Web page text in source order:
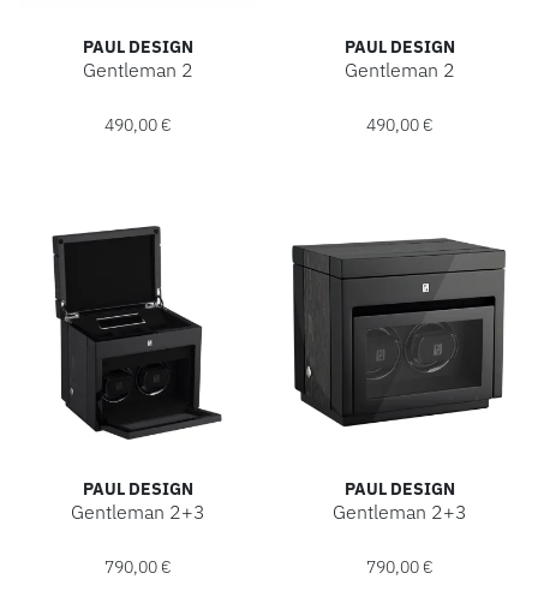
PAUL DESIGN
Gentleman 2
490,00 €
PAUL DESIGN
Gentleman 2
490,00 €
PAUL DESIGN
Gentleman 2+3
790,00 €
PAUL DESIGN
Gentleman 2+3
790,00 €